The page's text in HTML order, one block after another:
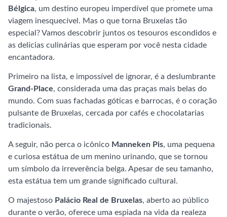
Bélgica, um destino europeu imperdível que promete uma
viagem inesquecível. Mas o que torna Bruxelas tão
especial? Vamos descobrir juntos os tesouros escondidos e
as delícias culinárias que esperam por você nesta cidade
encantadora.
Primeiro na lista, e impossível de ignorar, é a deslumbrante
Grand-Place, considerada uma das praças mais belas do
mundo. Com suas fachadas góticas e barrocas, é o coração
pulsante de Bruxelas, cercada por cafés e chocolatarias
tradicionais.
A seguir, não perca o icônico Manneken Pis, uma pequena
e curiosa estátua de um menino urinando, que se tornou
um símbolo da irreverência belga. Apesar de seu tamanho,
esta estátua tem um grande significado cultural.
O majestoso Palácio Real de Bruxelas, aberto ao público
durante o verão, oferece uma espiada na vida da realeza